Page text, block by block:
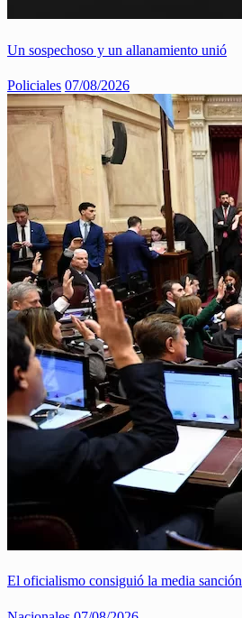
Un sospechoso y un allanamiento unió
Policiales 07/08/2026
El oficialismo consiguió la media sanción